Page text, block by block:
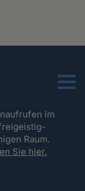
Menu
im
Raum.
Sie hier.